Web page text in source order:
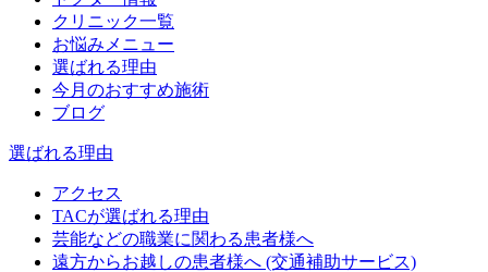
クリニック一覧
お悩みメニュー
選ばれる理由
今月のおすすめ施術
ブログ
選ばれる理由
アクセス
TACが選ばれる理由
芸能などの職業に関わる患者様へ
遠方からお越しの患者様へ (交通補助サービス)